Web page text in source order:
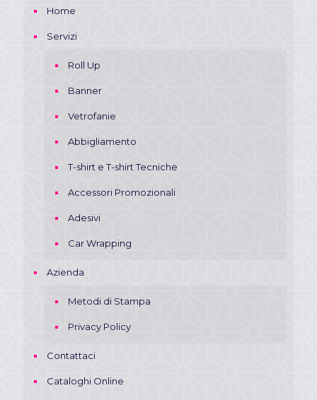
Home
Servizi
Roll Up
Banner
Vetrofanie
Abbigliamento
T-shirt e T-shirt Tecniche
Accessori Promozionali
Adesivi
Car Wrapping
Azienda
Metodi di Stampa
Privacy Policy
Contattaci
Cataloghi Online